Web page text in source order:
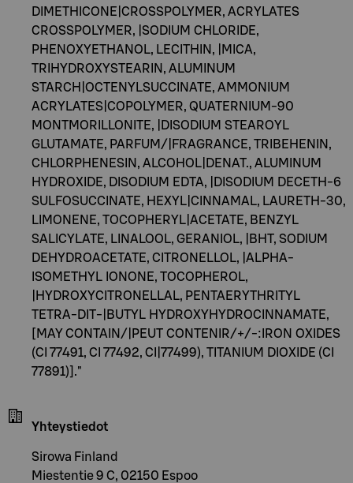
DIMETHICONE|CROSSPOLYMER, ACRYLATES
CROSSPOLYMER, |SODIUM CHLORIDE,
PHENOXYETHANOL, LECITHIN, |MICA,
TRIHYDROXYSTEARIN, ALUMINUM
STARCH|OCTENYLSUCCINATE, AMMONIUM
ACRYLATES|COPOLYMER, QUATERNIUM-90
MONTMORILLONITE, |DISODIUM STEAROYL
GLUTAMATE, PARFUM/|FRAGRANCE, TRIBEHENIN,
CHLORPHENESIN, ALCOHOL|DENAT., ALUMINUM
HYDROXIDE, DISODIUM EDTA, |DISODIUM DECETH-6
SULFOSUCCINATE, HEXYL|CINNAMAL, LAURETH-30,
LIMONENE, TOCOPHERYL|ACETATE, BENZYL
SALICYLATE, LINALOOL, GERANIOL, |BHT, SODIUM
DEHYDROACETATE, CITRONELLOL, |ALPHA-
ISOMETHYL IONONE, TOCOPHEROL,
|HYDROXYCITRONELLAL, PENTAERYTHRITYL
TETRA-DIT-|BUTYL HYDROXYHYDROCINNAMATE,
[MAY CONTAIN/|PEUT CONTENIR/+/-:IRON OXIDES
(CI 77491, CI 77492, CI|77499), TITANIUM DIOXIDE (CI
77891)]."
Yhteystiedot
Sirowa Finland
Miestentie 9 C, 02150 Espoo